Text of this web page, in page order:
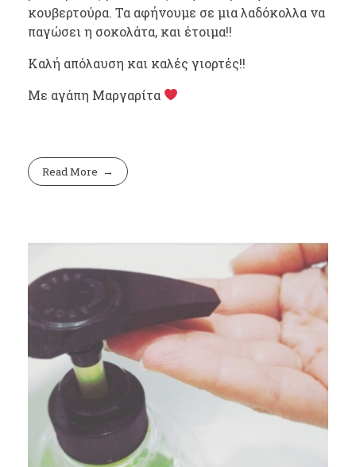
κουβερτούρα. Τα αφήνουμε σε μια λαδόκολλα να
παγώσει η σοκολάτα, και έτοιμα!!
Καλή απόλαυση και καλές γιορτές!!
Με αγάπη Μαργαρίτα
Read More